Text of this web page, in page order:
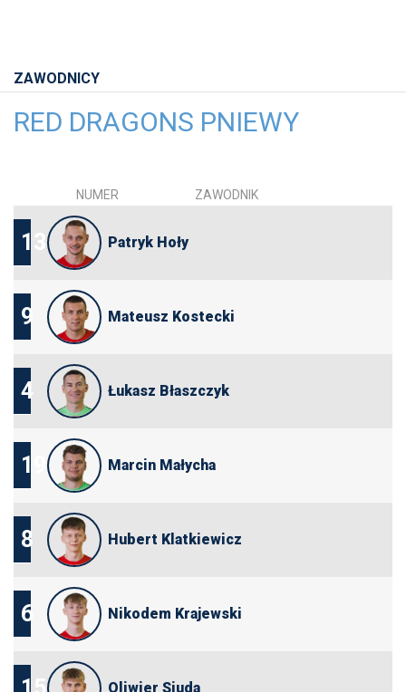
ZAWODNICY
RED DRAGONS PNIEWY
NUMER ZAWODNIK
13 Patryk Hoły
9 Mateusz Kostecki
4 Łukasz Błaszczyk
19 Marcin Małycha
8 Hubert Klatkiewicz
6 Nikodem Krajewski
Oliwier Siuda